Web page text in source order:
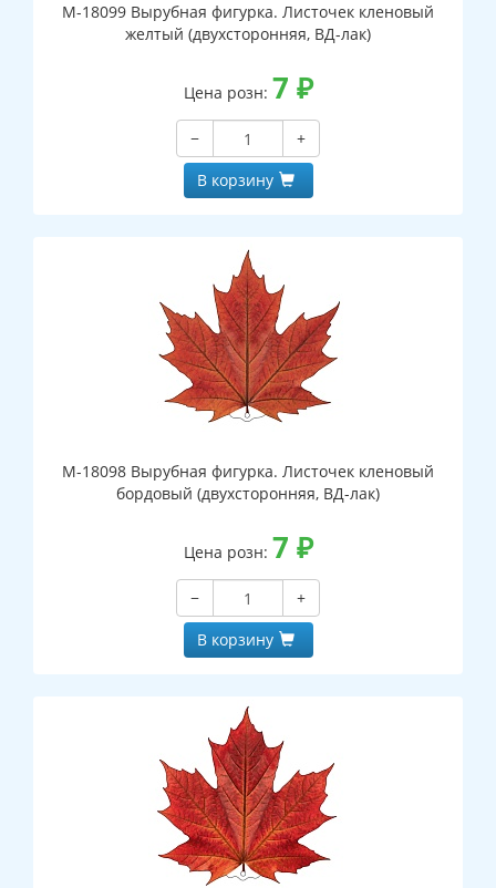
М-18099 Вырубная фигурка. Листочек кленовый
желтый (двухсторонняя, ВД-лак)
Цена розн: 7 ₽
−
+
В корзину
М-18098 Вырубная фигурка. Листочек кленовый
бордовый (двухсторонняя, ВД-лак)
Цена розн: 7 ₽
−
+
В корзину